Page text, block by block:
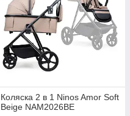
Коляска 2 в 1 Ninos Amor Soft
Beige NAM2026BE